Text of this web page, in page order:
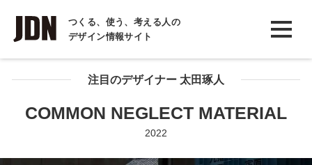
つくる、使う、考える人の
デザイン情報サイト
INTERVIEW
インタビュー
REPORT注目のデザイナー 太田琢人
COMMON NEGLECT MATERIAL
2022